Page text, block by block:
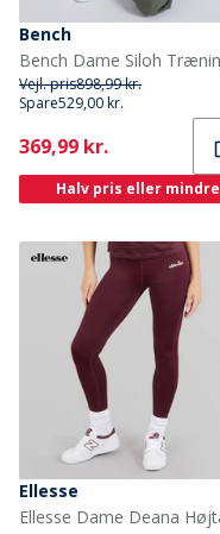
Bench
Vejl. pris898,99 kr.
Spare529,00 kr.
Current
369,99 kr.
Halv pris eller mindre
Ellesse